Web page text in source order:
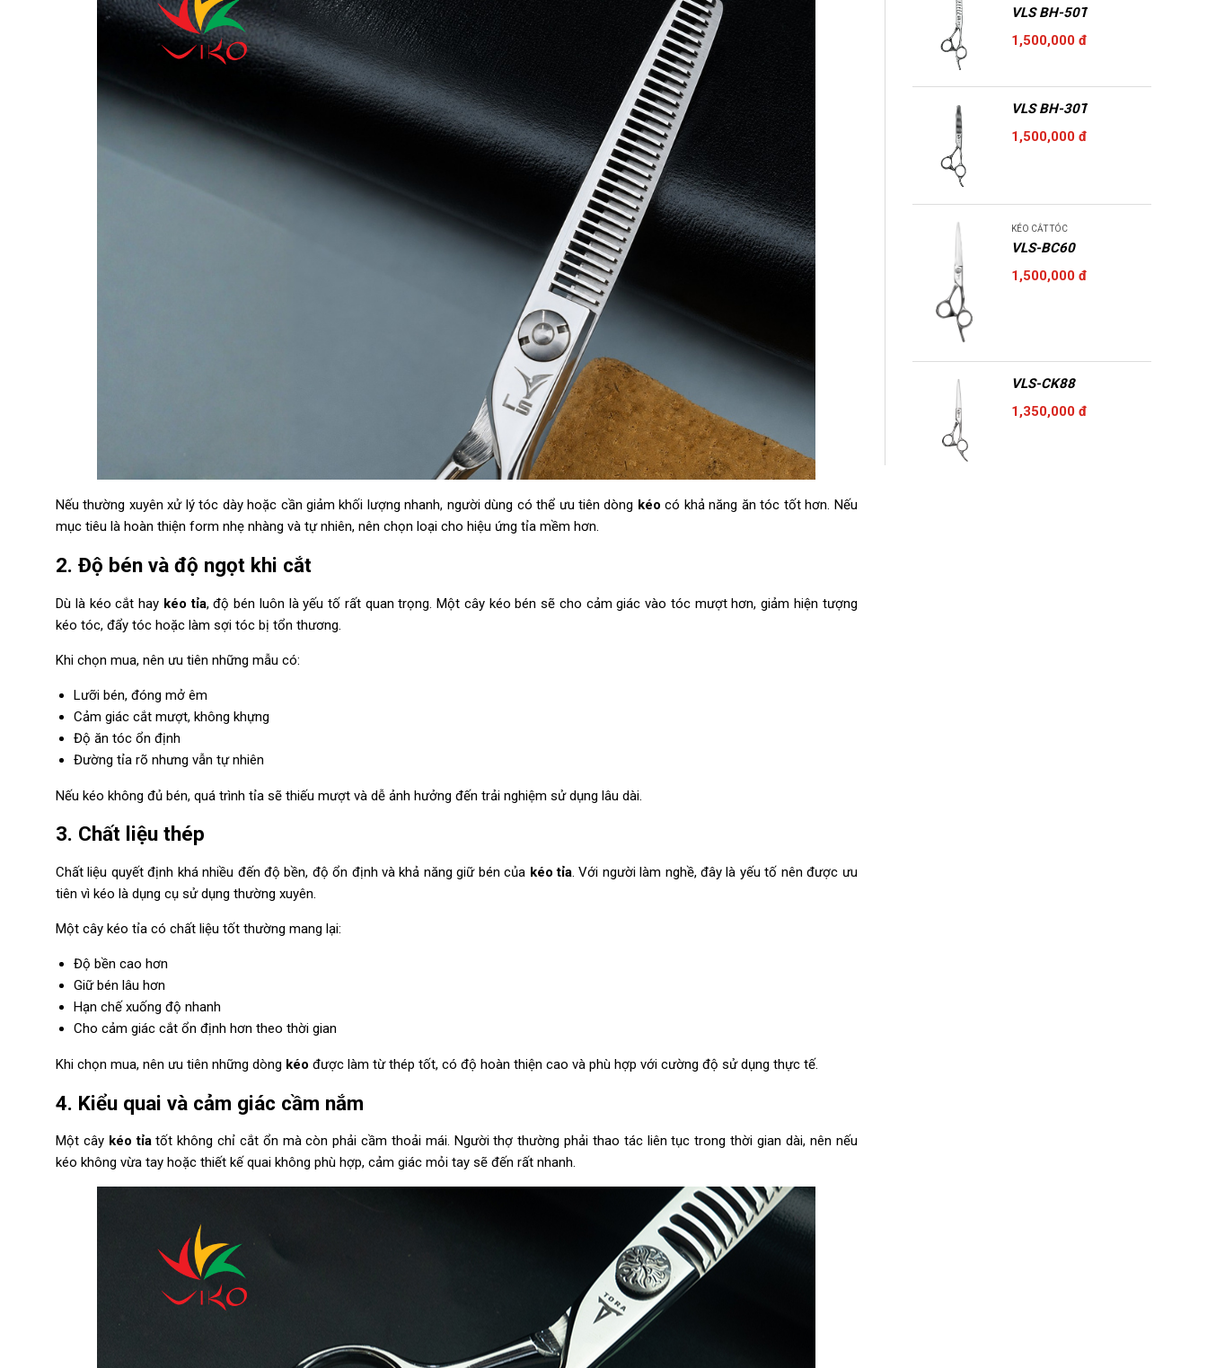
Nếu thường xuyên xử lý tóc dày hoặc cần giảm khối lượng nhanh, người dùng có thể ưu tiên dòng kéocó khả năng ăn tóc tốt hơn. Nếu
mục tiêu là hoàn thiện form nhẹ nhàng và tự nhiên, nên chọn loại cho hiệu ứng tỉa mềm hơn.
2. Độ bén và độ ngọt khi cắt
Dù là kéo cắt hay kéo tỉa, độ bén luôn là yếu tố rất quan trọng. Một cây kéo bén sẽ cho cảm giác vào tóc mượt hơn, giảm hiện tượng
kéo tóc, đẩy tóc hoặc làm sợi tóc bị tổn thương.
Khi chọn mua, nên ưu tiên những mẫu có:
Lưỡi bén, đóng mở êm
Cảm giác cắt mượt, không khựng
Độ ăn tóc ổn định
Đường tỉa rõ nhưng vẫn tự nhiên
Nếu kéo không đủ bén, quá trình tỉa sẽ thiếu mượt và dễ ảnh hưởng đến trải nghiệm sử dụng lâu dài.
3. Chất liệu thép
Chất liệu quyết định khá nhiều đến độ bền, độ ổn định và khả năng giữ bén của kéo tỉa. Với người làm nghề, đây là yếu tố nên được ưu
tiên vì kéo là dụng cụ sử dụng thường xuyên.
Một cây kéo tỉa có chất liệu tốt thường mang lại:
Độ bền cao hơn
Giữ bén lâu hơn
Hạn chế xuống độ nhanh
Cho cảm giác cắt ổn định hơn theo thời gian
Khi chọn mua, nên ưu tiên những dòng kéo được làm từ thép tốt, có độ hoàn thiện cao và phù hợp với cường độ sử dụng thực tế.
4. Kiểu quai và cảm giác cầm nắm
Một cây kéo tỉatốt không chỉ cắt ổn mà còn phải cầm thoải mái. Người thợ thường phải thao tác liên tục trong thời gian dài, nên nếu
kéo không vừa tay hoặc thiết kế quai không phù hợp, cảm giác mỏi tay sẽ đến rất nhanh.
VLS BH-50T
1,500,000 đ
VLS BH-30T
1,500,000 đ
KÉO CẮT TÓC
VLS-BC60
1,500,000 đ
VLS-CK88
1,350,000 đ